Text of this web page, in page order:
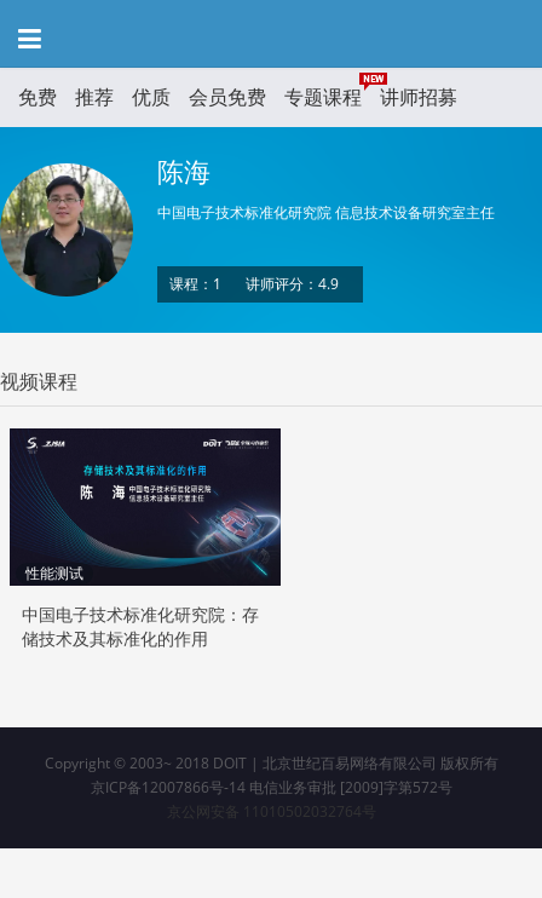
免费 推荐 优质 会员免费 专题课程 讲师招募
陈海
中国电子技术标准化研究院 信息技术设备研究室主任
课程：1 讲师评分：4.9
视频课程
性能测试
中国电子技术标准化研究院：存
储技术及其标准化的作用
Copyright © 2003~ 2018 DOIT | 北京世纪百易网络有限公司 版权所有
京ICP备12007866号-14 电信业务审批 [2009]字第572号
京公网安备 11010502032764号